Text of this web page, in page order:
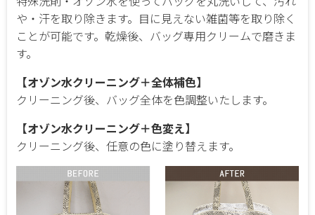
や・汗を取り除きます。目に見えない雑菌等を取り除く
ことが可能です。乾燥後、バッグ専用クリームで磨きま
す。
【オゾン水クリーニング＋全体補色】
クリーニング後、バッグ全体を色調整いたします。
【オゾン水クリーニング＋色変え】
クリーニング後、任意の色に塗り替えます。